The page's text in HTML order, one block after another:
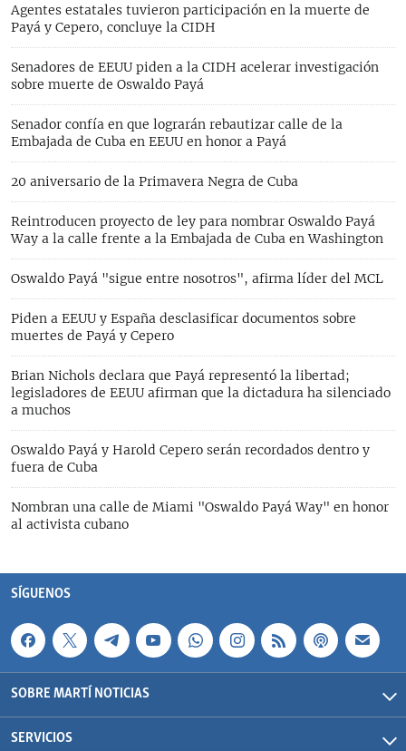
Agentes estatales tuvieron participación en la muerte de
Payá y Cepero, concluye la CIDH
Senadores de EEUU piden a la CIDH acelerar investigación
sobre muerte de Oswaldo Payá
Senador confía en que lograrán rebautizar calle de la
Embajada de Cuba en EEUU en honor a Payá
20 aniversario de la Primavera Negra de Cuba
Reintroducen proyecto de ley para nombrar Oswaldo Payá
Way a la calle frente a la Embajada de Cuba en Washington
Oswaldo Payá "sigue entre nosotros", afirma líder del MCL
Piden a EEUU y España desclasificar documentos sobre
muertes de Payá y Cepero
Brian Nichols declara que Payá representó la libertad;
legisladores de EEUU afirman que la dictadura ha silenciado
a muchos
Oswaldo Payá y Harold Cepero serán recordados dentro y
fuera de Cuba
Nombran una calle de Miami "Oswaldo Payá Way" en honor
al activista cubano
SÍGUENOS
SOBRE MARTÍ NOTICIAS
SERVICIOS